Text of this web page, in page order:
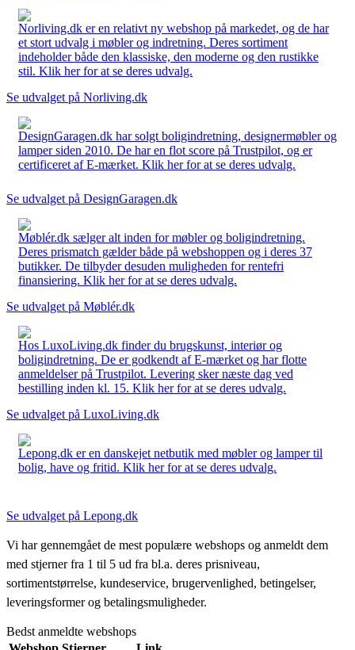
Norliving.dk er en relativt ny webshop på markedet, og de har
et stort udvalg i møbler og indretning. Deres sortiment
indeholder både den klassiske, den moderne og den rustikke
stil. Klik her for at se deres udvalg.
Se udvalget på Norliving.dk
DesignGaragen.dk har solgt boligindretning, designermøbler og
lamper siden 2010. De har en flot score på Trustpilot, og er
certificeret af E-mærket. Klik her for at se deres udvalg.
Se udvalget på DesignGaragen.dk
Møblér.dk sælger alt inden for møbler og boligindretning.
Deres prismatch gælder både på webshoppen og i deres 37
butikker. De tilbyder desuden muligheden for rentefri
finansiering. Klik her for at se deres udvalg.
Se udvalget på Møblér.dk
Hos LuxoLiving.dk finder du brugskunst, interiør og
boligindretning. De er godkendt af E-mærket og har flotte
anmeldelser på Trustpilot. Levering sker næste dag ved
bestilling inden kl. 15. Klik her for at se deres udvalg.
Se udvalget på LuxoLiving.dk
Lepong.dk er en danskejet netbutik med møbler og lamper til
bolig, have og fritid. Klik her for at se deres udvalg.
Se udvalget på Lepong.dk
Vi har gennemgået de mest populære webshops og anmeldt dem
med stjerner fra 1 til 5 ud fra bl.a. deres prisniveau,
sortimentstørrelse, kundeservice, brugervenlighed, betingelser,
leveringsformer og betalingsmuligheder.
Bedst anmeldte webshops